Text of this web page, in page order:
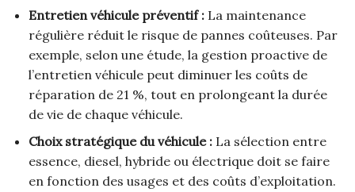
Entretien véhicule préventif :La maintenance
régulière réduit le risque de pannes coûteuses. Par
exemple, selon une étude, la gestion proactive de
l’entretien véhicule peut diminuer les coûts de
réparation de 21 %, tout en prolongeant la durée
de vie de chaque véhicule.
Choix stratégique du véhicule :La sélection entre
essence, diesel, hybride ou électrique doit se faire
en fonction des usages et des coûts d’exploitation.